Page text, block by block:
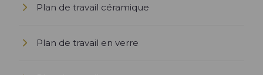
Plan de travail céramique
Plan de travail en verre